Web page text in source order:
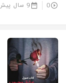
0 9 سال پیش